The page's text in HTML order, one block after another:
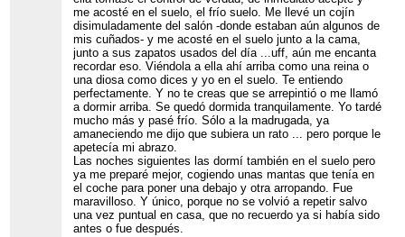
me acosté en el suelo, el frío suelo. Me llevé un cojín
disimuladamente del salón -donde estaban aún algunos de
mis cuñados- y me acosté en el suelo junto a la cama,
junto a sus zapatos usados del día ...uff, aún me encanta
recordar eso. Viéndola a ella ahí arriba como una reina o
una diosa como dices y yo en el suelo. Te entiendo
perfectamente. Y no te creas que se arrepintió o me llamó
a dormir arriba. Se quedó dormida tranquilamente. Yo tardé
mucho más y pasé frío. Sólo a la madrugada, ya
amaneciendo me dijo que subiera un rato ... pero porque le
apetecía mi abrazo.
Las noches siguientes las dormí también en el suelo pero
ya me preparé mejor, cogiendo unas mantas que tenía en
el coche para poner una debajo y otra arropando. Fue
maravilloso. Y único, porque no se volvió a repetir salvo
una vez puntual en casa, que no recuerdo ya si había sido
antes o fue después.